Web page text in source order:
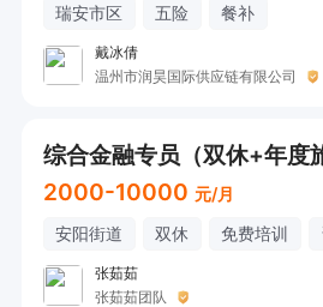
瑞安市区 五险 餐补
戴冰倩
温州市润昊国际供应链有限公司
综合金融专员（双休+年度
2000-10000 元/月
安阳街道 双休 免费培训
张茹茹
张茹茹团队